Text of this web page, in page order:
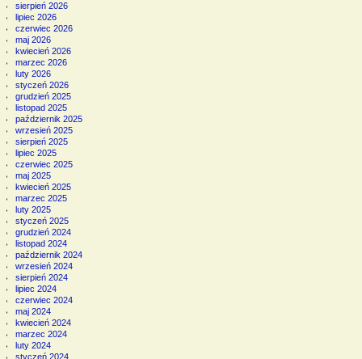
sierpień 2026
lipiec 2026
czerwiec 2026
maj 2026
kwiecień 2026
marzec 2026
luty 2026
styczeń 2026
grudzień 2025
listopad 2025
październik 2025
wrzesień 2025
sierpień 2025
lipiec 2025
czerwiec 2025
maj 2025
kwiecień 2025
marzec 2025
luty 2025
styczeń 2025
grudzień 2024
listopad 2024
październik 2024
wrzesień 2024
sierpień 2024
lipiec 2024
czerwiec 2024
maj 2024
kwiecień 2024
marzec 2024
luty 2024
styczeń 2024